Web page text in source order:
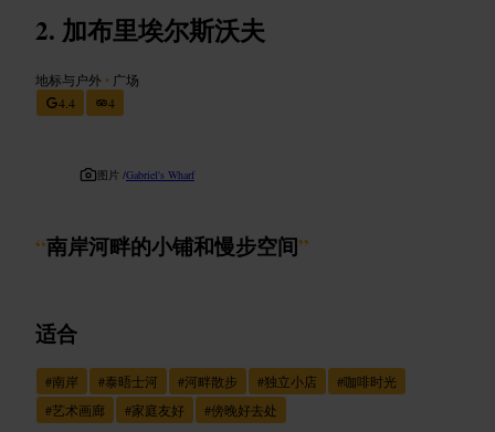
加布里埃尔斯沃夫
地标与户外 • 广场
4.4
4
图片 /Gabriel's Wharf
“南岸河畔的小铺和慢步空间”
适合
#南岸 #泰晤士河 #河畔散步 #独立小店 #咖啡时光
#艺术画廊 #家庭友好 #傍晚好去处